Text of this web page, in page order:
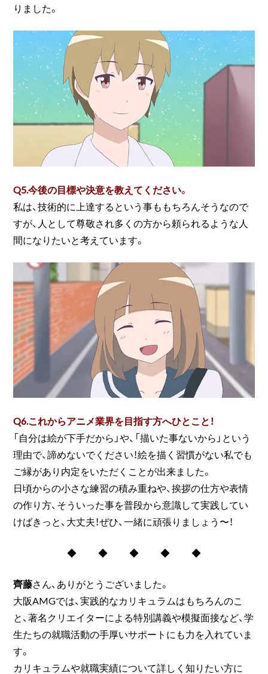
りました。
Q5.今後の目標や決意を教えてください。
私は、技術的に上達するという事ももちろんそうなので
すが、人として尊敬され多くの方から頼られるような人
間になりたいと考えています。
Q6.これからアニメ業界を目指す方へひとこと！
「自分は絵が下手だから」や、「描いた事ないから」という
理由で、諦めないでください！絵を描く習慣がない私でも
ご縁があり内定をいただくことが出来ました。
日頃からの小さな練習の積み重ねや、挨拶の仕方や表情
の作り方、そういった事を普段から意識して実践してい
けばきっと、大丈夫！ぜひ、一緒に頑張りましょう〜！
◆ ◆ ◆ ◆ ◆
齊藤さん、ありがとうございました。
大阪AMGでは、実践的なカリキュラムはもちろんのこ
と、著名クリエイターによる特別講義や模擬面接など、学
生たちの就職活動の手厚いサポートにも力を入れていま
す。
カリキュラムや就職実績について詳しく知りたい方に